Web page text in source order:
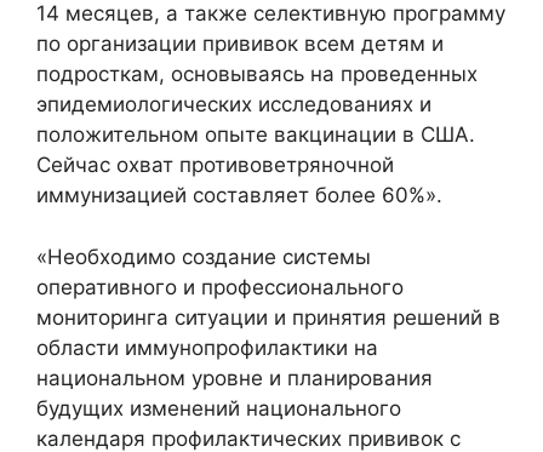
14 месяцев, а также селективную программу
по организации прививок всем детям и
подросткам, основываясь на проведенных
эпидемиологических исследованиях и
положительном опыте вакцинации в США.
Сейчас охват противоветряночной
иммунизацией составляет более 60%».
«Необходимо создание системы
оперативного и профессионального
мониторинга ситуации и принятия решений в
области иммунопрофилактики на
национальном уровне и планирования
будущих изменений национального
календаря профилактических прививок с